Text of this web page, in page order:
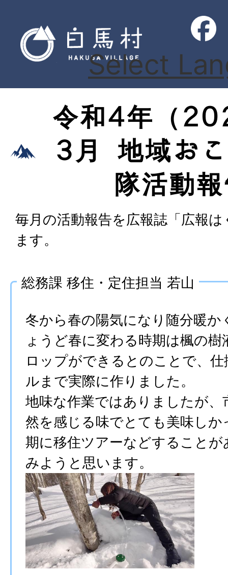
Select
令和4年（
3月 地域お
隊活動
毎月の活動報告を広報誌「広報
ます。
総務課 移住・定住担当 若山
冬から春の陽気になり随分暖
ょうど春に変わる時期は楓の
ロップができるとのことで、
ルまで実際に作りました。
地味な作業ではありましたが、
然を感じる味でとても美味しか
期に移住ツアーなどすること
みようと思います。